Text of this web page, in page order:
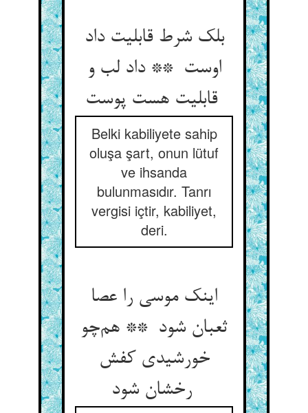
بلک شرط قابلیت داد
اوست ** داد لب و
قابلیت هست پوست
Belki kabiliyete sahip
oluşa şart, onun lütuf
ve ihsanda
bulunmasıdır. Tanrı
vergisi içtir, kabiliyet,
deri.
اینک موسی را عصا
ثعبان شود ** هم‌چو
خورشیدی کفش
رخشان شود